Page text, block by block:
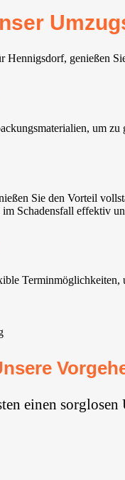
genießen
um
Sie den Vorteil
Schadensfall effektiv
einen